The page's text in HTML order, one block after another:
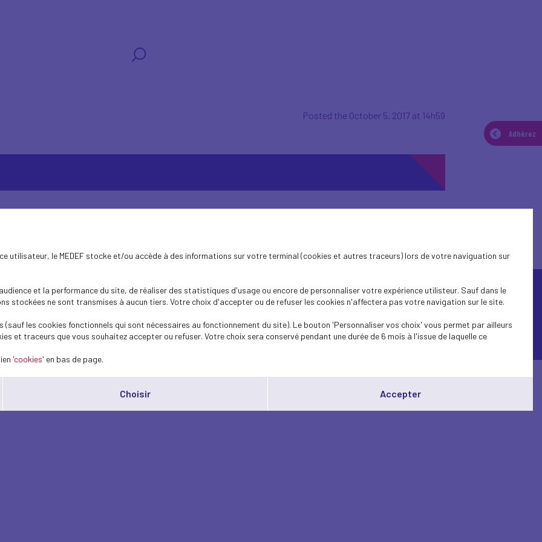
Adhérez
Posted the October 5, 2017 at 14h59
© Medef Béarn et Soule 2026 -Mentions légales
utilisateur, le MEDEF stocke et/ou accède à des informations sur votre terminal (cookies et autres traceurs) lors de votre naviguation sur
et la performance du site, de réaliser des statistiques d'usage ou encore de personnaliser votre expérience utilisteur. Sauf dans le
stockées ne sont transmises à aucun tiers. Votre choix d'accepter ou de refuser les cookies n'affectera pas votre navigation sur le site.
(sauf les cookies fonctionnels qui sont nécessaires au fonctionnement du site). Le bouton 'Personnaliser vos choix' vous permet par ailleurs
et traceurs que vous souhaitez accepter ou refuser. Votre choix sera conservé pendant une durée de 6 mois à l'issue de laquelle ce
'cookies' en bas de page.
Choisir Accepter